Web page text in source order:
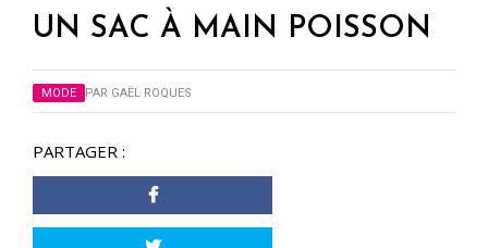
UN SAC À MAIN POISSON
MODE PAR GAËL ROQUES
PARTAGER :